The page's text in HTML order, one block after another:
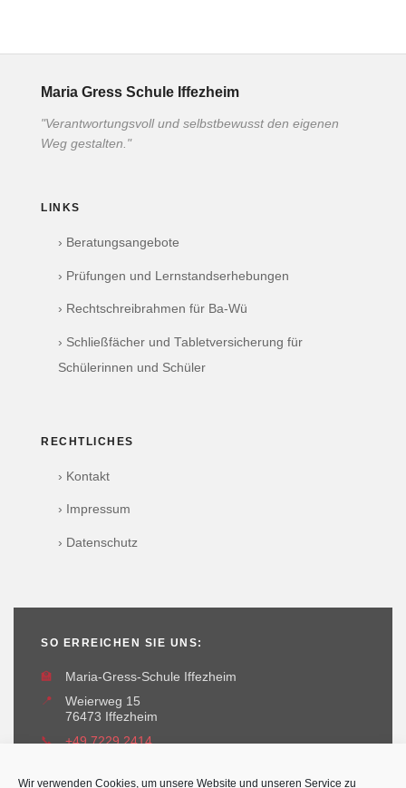
Wir verwenden Cookies, um unsere Website und unseren Service zu
Maria Gress Schule Iffezheim
"Verantwortungsvoll und selbstbewusst den eigenen
Weg gestalten."
LINKS
› Beratungsangebote
› Prüfungen und Lernstandserhebungen
› Rechtschreibrahmen für Ba-Wü
› Schließfächer und Tabletversicherung für
Schülerinnen und Schüler
RECHTLICHES
› Kontakt
› Impressum
› Datenschutz
SO ERREICHEN SIE UNS:
🏫
Maria-Gress-Schule Iffezheim
📍
Weierweg 15
76473 Iffezheim
📞
+49 7229 2414